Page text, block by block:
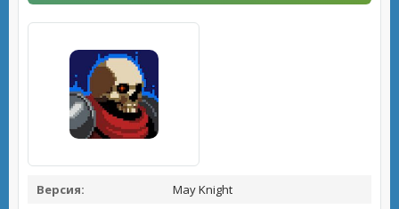
Версия:
May Knight